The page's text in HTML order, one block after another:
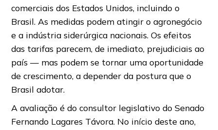
comerciais dos Estados Unidos, incluindo o
Brasil. As medidas podem atingir o agronegócio
e a indústria siderúrgica nacionais. Os efeitos
das tarifas parecem, de imediato, prejudiciais ao
país — mas podem se tornar uma oportunidade
de crescimento, a depender da postura que o
Brasil adotar.
A avaliação é do consultor legislativo do Senado
Fernando Lagares Távora. No início deste ano,